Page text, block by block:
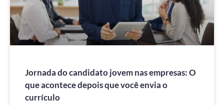
Jornada do candidato jovem nas empresas: O
que acontece depois que você envia o
currículo